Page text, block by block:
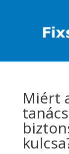
Miért